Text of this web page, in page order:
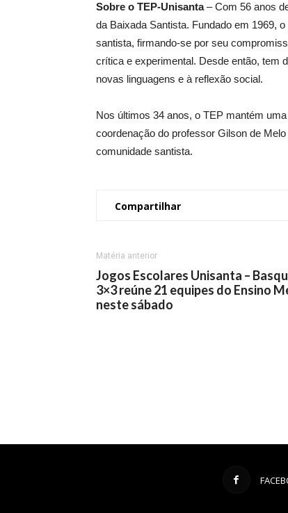
Sobre o TEP-Unisanta– Com 56 anos
da Baixada Santista. Fundado em 1969,
santista, firmando-se por seu
crítica e experimental. Desde então, tem
novas linguagens e à reflexão social.
Nos últimos 34 anos, o TEP mantém
coordenação do professor Gilson de
comunidade santista.
Compartilhar
Matéria anterior
Jogos Escolares Unisanta –
3×3 reúne 21 equipes do Ensino
neste sábado